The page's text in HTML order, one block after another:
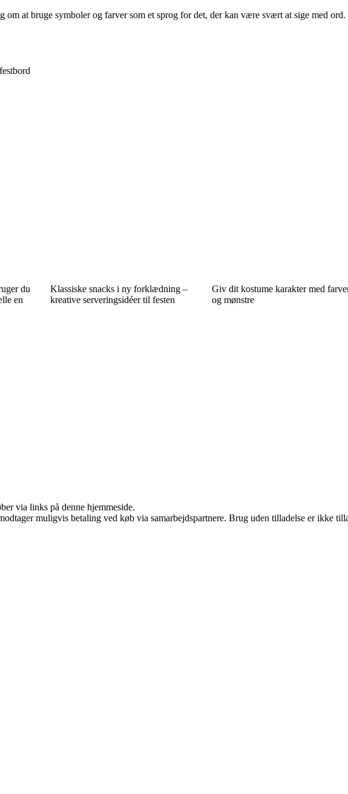
om at bruge symboler og farver som et sprog for det, der kan være svært at sige med ord.
du
en
Klassiske snacks i ny forklædning –
kreative serveringsidéer til festen
Giv dit kostume karakter med
og mønstre
via links på denne hjemmeside.
muligvis betaling ved køb via samarbejdspartnere. Brug uden tilladelse er ikke